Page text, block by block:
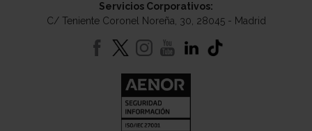
Servicios Corporativos:
C/ Teniente Coronel Noreña, 30, 28045 - Madrid